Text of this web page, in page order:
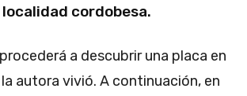
cordobesa.
a descubrir una placa en
autora vivió. A continuación, en